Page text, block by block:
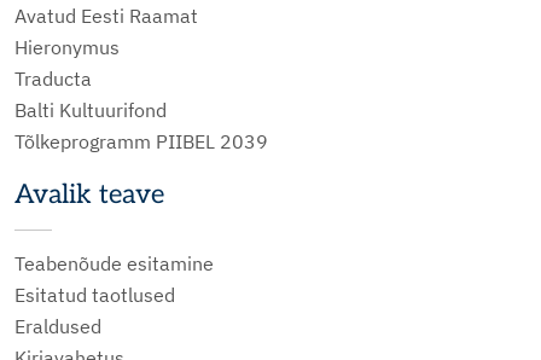
Avatud Eesti Raamat
Hieronymus
Traducta
Balti Kultuurifond
Tõlkeprogramm PIIBEL 2039
Avalik teave
Teabenõude esitamine
Esitatud taotlused
Eraldused